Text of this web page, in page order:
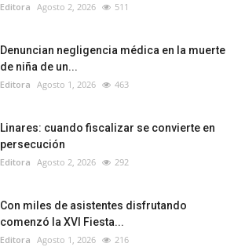
Editora Agosto 2, 2026 511
Denuncian negligencia médica en la muerte
de niña de un...
Editora Agosto 1, 2026 463
Linares: cuando fiscalizar se convierte en
persecución
Editora Agosto 2, 2026 292
Con miles de asistentes disfrutando
comenzó la XVI Fiesta...
Editora Agosto 1, 2026 216